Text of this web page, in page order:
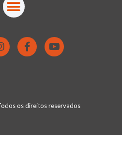
os direitos reservados